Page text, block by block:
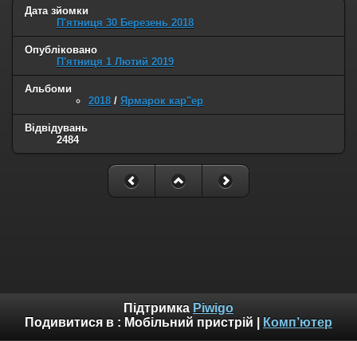
Дата зйомки
П'ятниця 30 Березень 2018
Опубліковано
П'ятниця 1 Лютий 2019
Альбоми
2018 / Ярмарок кар"ер
Відвідувань
2484
Підтримка Piwigo
Подивитися в : Мобільний пристрій Комп’ютер